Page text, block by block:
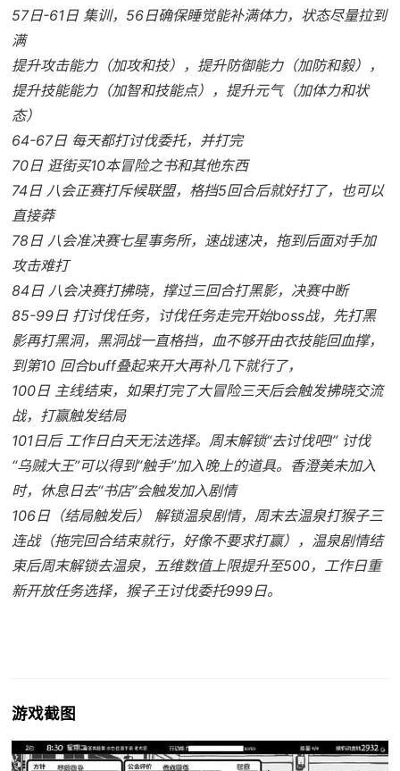
57日-61日 集训，56日确保睡觉能补满体力，状态尽量拉到
满
提升攻击能力（加攻和技），提升防御能力（加防和毅），
提升技能能力（加智和技能点），提升元气（加体力和状
态）
64-67日 每天都打讨伐委托，并打完
70日 逛街买10本冒险之书和其他东西
74日 八会正赛打斥候联盟，格挡5回合后就好打了，也可以
直接莽
78日 八会准决赛七星事务所，速战速决，拖到后面对手加
攻击难打
84日 八会决赛打拂晓，撑过三回合打黑影，决赛中断
85-99日 打讨伐任务，讨伐任务走完开始boss战，先打黑
影再打黑洞，黑洞战一直格挡，血不够开由衣技能回血撑，
到第10 回合buff叠起来开大再补几下就行了，
100日 主线结束，如果打完了大冒险三天后会触发拂晓交流
战，打赢触发结局
101日后 工作日白天无法选择。周末解锁“去讨伐吧!” 讨伐
“乌贼大王”可以得到“触手”加入晚上的道具。香澄美未加入
时，休息日去“书店”会触发加入剧情
106日（结局触发后） 解锁温泉剧情，周末去温泉打猴子三
连战（拖完回合结束就行，好像不要求打赢），温泉剧情结
束后周末解锁去温泉，五维数值上限提升至500，工作日重
新开放任务选择，猴子王讨伐委托999日。
游戏截图